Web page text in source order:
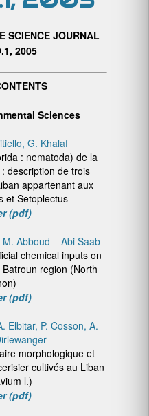
SCIENCE JOURNAL
2005
Sciences
G. Khalaf
: nematoda) de la
description de trois
appartenant aux
et Setoplectus
(pdf)
Abboud – Abi Saab
chemical inputs on
region (North
(pdf)
Elbitar, P. Cosson, A.
morphologique et
cultivés au Liban
l.)
(pdf)